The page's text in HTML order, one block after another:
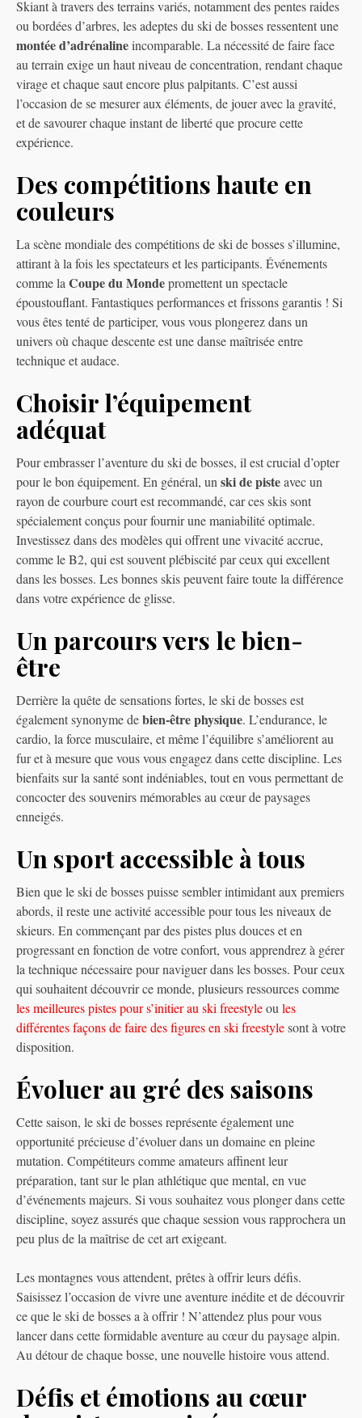
Skiant à travers des terrains variés, notamment des pentes raides
ou bordées d’arbres, les adeptes du ski de bosses ressentent une
montée d’adrénalineincomparable. La nécessité de faire face
au terrain exige un haut niveau de concentration, rendant chaque
virage et chaque saut encore plus palpitants. C’est aussi
l’occasion de se mesurer aux éléments, de jouer avec la gravité,
et de savourer chaque instant de liberté que procure cette
expérience.
Des compétitions haute en
couleurs
La scène mondiale des compétitions de ski de bosses s’illumine,
attirant à la fois les spectateurs et les participants. Événements
comme laCoupe du Mondepromettent un spectacle
époustouflant. Fantastiques performances et frissons garantis ! Si
vous êtes tenté de participer, vous vous plongerez dans un
univers où chaque descente est une danse maîtrisée entre
technique et audace.
Choisir l’équipement
adéquat
Pour embrasser l’aventure du ski de bosses, il est crucial d’opter
pour le bon équipement. En général, unski de pisteavec un
rayon de courbure court est recommandé, car ces skis sont
spécialement conçus pour fournir une maniabilité optimale.
Investissez dans des modèles qui offrent une vivacité accrue,
comme le B2, qui est souvent plébiscité par ceux qui excellent
dans les bosses. Les bonnes skis peuvent faire toute la différence
dans votre expérience de glisse.
Un parcours vers le bien-
être
Derrière la quête de sensations fortes, le ski de bosses est
également synonyme debien-être physique. L’endurance, le
cardio, la force musculaire, et même l’équilibre s’améliorent au
fur et à mesure que vous vous engagez dans cette discipline. Les
bienfaits sur la santé sont indéniables, tout en vous permettant de
concocter des souvenirs mémorables au cœur de paysages
enneigés.
Un sport accessible à tous
Bien que le ski de bosses puisse sembler intimidant aux premiers
abords, il reste une activité accessible pour tous les niveaux de
skieurs. En commençant par des pistes plus douces et en
progressant en fonction de votre confort, vous apprendrez à gérer
la technique nécessaire pour naviguer dans les bosses. Pour ceux
qui souhaitent découvrir ce monde, plusieurs ressources comme
les meilleures pistes pour s’initier au ski freestyleoules
différentes façons de faire des figures en ski freestylesont à votre
disposition.
Évoluer au gré des saisons
Cette saison, le ski de bosses représente également une
opportunité précieuse d’évoluer dans un domaine en pleine
mutation. Compétiteurs comme amateurs affinent leur
préparation, tant sur le plan athlétique que mental, en vue
d’événements majeurs. Si vous souhaitez vous plonger dans cette
discipline, soyez assurés que chaque session vous rapprochera un
peu plus de la maîtrise de cet art exigeant.
Les montagnes vous attendent, prêtes à offrir leurs défis.
Saisissez l’occasion de vivre une aventure inédite et de découvrir
ce que le ski de bosses a à offrir ! N’attendez plus pour vous
lancer dans cette formidable aventure au cœur du paysage alpin.
Au détour de chaque bosse, une nouvelle histoire vous attend.
Défis et émotions au cœur